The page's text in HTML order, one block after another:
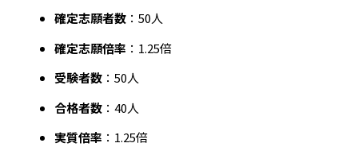
確定志願者数 ：50人
確定志願倍率 ：1.25倍
受験者数 ：50人
合格者数 ：40人
実質倍率 ：1.25倍